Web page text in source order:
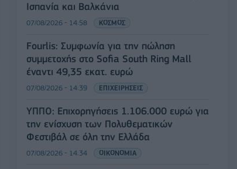
Ισπανία και Βαλκάνια
07/08/2026 - 14:58 ΚΟΣΜΟΣ
Fourlis: Συμφωνία για την πώληση
συμμετοχής στο Sofia South Ring Mall
έναντι 49,35 εκατ. ευρώ
07/08/2026 - 14:39 ΕΠΙΧΕΙΡΗΣΕΙΣ
ΥΠΠΟ: Επιχορηγήσεις 1.106.000 ευρώ για
την ενίσχυση των Πολυθεματικών
Φεστιβάλ σε όλη την Ελλάδα
07/08/2026 - 14:34 ΟΙΚΟΝΟΜΙΑ